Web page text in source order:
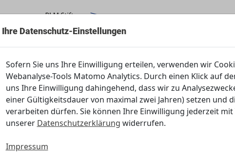
Initiative Servicecenter
Kindergarten
die Module?
Ihre Datenschutz-Einstellungen
Sofern Sie uns Ihre Einwilligung erteilen, verwenden wir
Webanalyse-Tools Matomo Analytics. Durch einen Klick auf
uns Ihre Einwilligung dahingehend, dass wir zu
einer Gültigkeitsdauer von maximal zwei Jahren) setzen und
verarbeiten dürfen. Sie können Ihre Einwilligung jederzeit
unserer Datenschutzerklärung widerrufen.
Impressum